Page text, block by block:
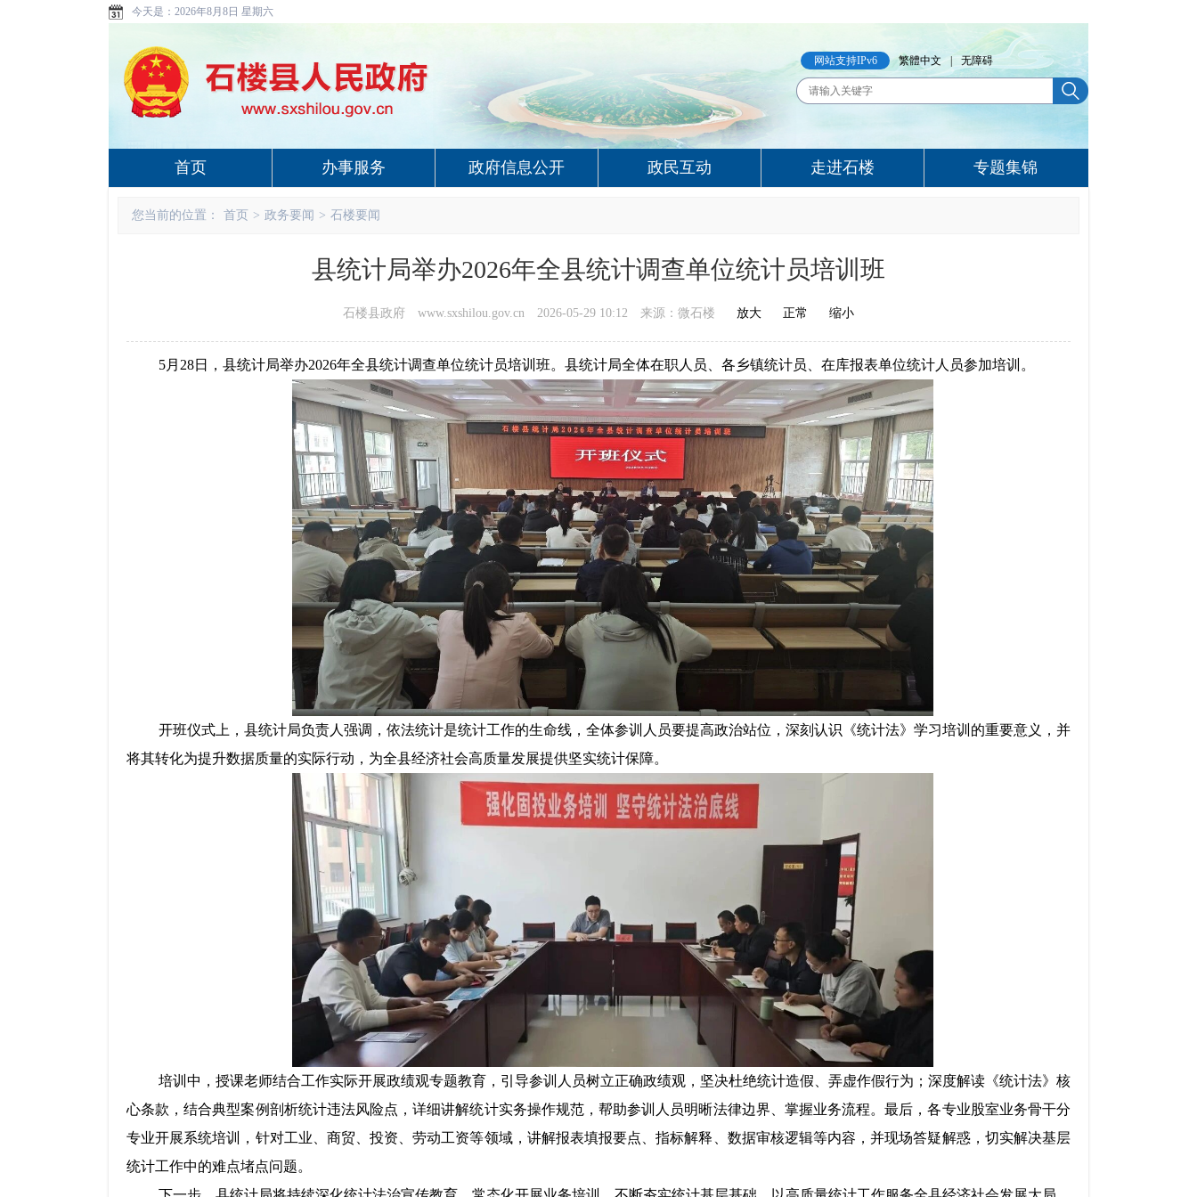
今天是： 2026年8月8日 星期六
网站支持IPv6 繁體中文 无障碍
首页 办事服务 政府信息公开 政民互动 走进石楼 专题集锦
您当前的位置： 首页 > 政务要闻 > 石楼要闻
县统计局举办2026年全县统计调查单位统计员培训班
石楼县政府 www.sxshilou.gov.cn 2026-05-29 10:12 来源：微石楼 放大 正常 缩小
5月 28日，县统计局举办2026年全县统计调查单位统计员培训班。县统计局全体在职人员、各乡镇统计员、在库报表单位统计人员参加培训。
开班仪式上，县统计局负责人 强调，依法统计是统计工作的生命线，全体参训人员要提高政治站位，深刻认识《统计法》学习培训的重要意义，并
将其转化为提升数据质量的实际行动，为全县经济社会高质量发展提供坚实统计保障。
培训中，授课老师结合工作实际开展政绩观专题教育，引导参训人员树立正确政绩观，坚决杜绝统计造假、弄虚作假行为；深度解读《统计法》核
心条款，结合典型案例剖析统计违法风险点，详细讲解统计实务操作规范，帮助参训人员明晰法律边界、掌握业务流程。最后，各专业股室业务骨干分
专业开展系统培训，针对工业、商贸、投资、劳动工资等领域，讲解报表填报要点、指标解释、数据审核逻辑等内容，并现场答疑解惑，切实解决基层
统计工作中的难点堵点问题。